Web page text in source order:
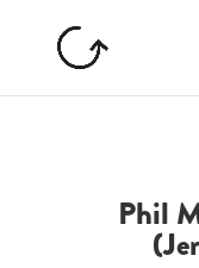
Phil